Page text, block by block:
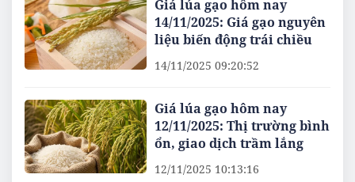
Giá lúa gạo hôm nay
14/11/2025: Giá gạo nguyên
liệu biến động trái chiều
14/11/2025 09:20:52
Giá lúa gạo hôm nay
12/11/2025: Thị trường bình
ổn, giao dịch trầm lắng
12/11/2025 10:13:16